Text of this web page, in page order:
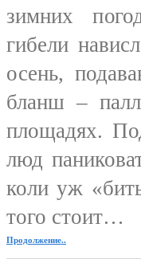
зимних
гибели
осень,
бланш –
площадях.
люд
коли уж
того стоит…
Продолжение..